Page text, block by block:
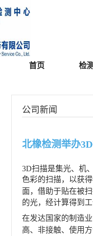
首页 检
公司新闻
北橡检测举办
3D扫描是集光、机
色彩的扫描，以获
面， 借助于贴在被
的光，经计算得到工
在发达国家的制造业
高、非接触、使用